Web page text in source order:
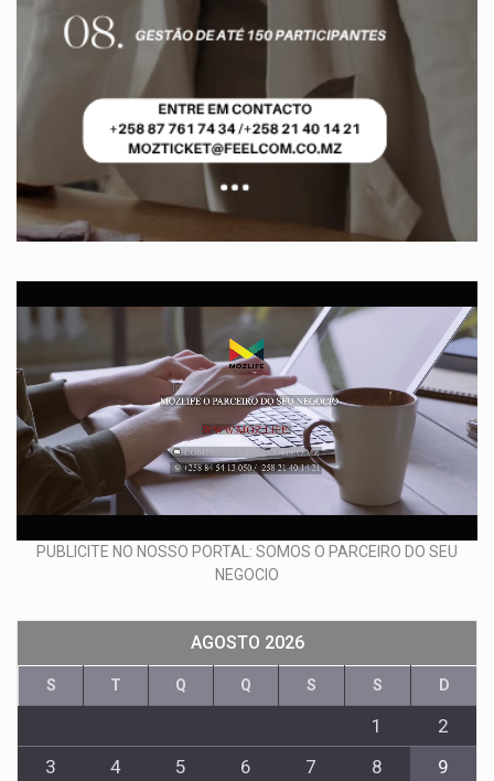
PUBLICITE NO NOSSO PORTAL: SOMOS O PARCEIRO DO SEU
NEGOCIO
AGOSTO 2026
S T Q Q S S D
1
2
3
4 5 6 7 8
9